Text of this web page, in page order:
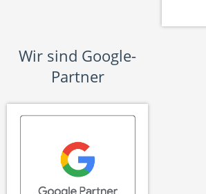
Wir sind Google-
Partner